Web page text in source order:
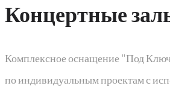
Концертные
Комплексное оснащение "Под
по индивидуальным проектам с